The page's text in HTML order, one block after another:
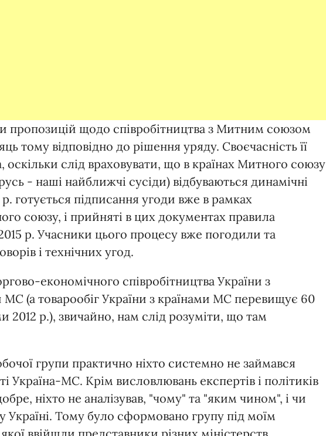
пропозицій щодо співробітництва з Митним союзом
тому відповідно до рішення уряду. Своєчасність її
оскільки слід враховувати, що в країнах Митного союзу
- наші найближчі сусіди) відбуваються динамічні
готується підписання угоди вже в рамках
союзу, і прийняті в цих документах правила
р. Учасники цього процесу вже погодили та
і технічних угод.
економічного співробітництва України з
(а товарообіг України з країнами МС перевищує 60
2012 р.), звичайно, нам слід розуміти, що там
групи практично ніхто системно не займався
Україна-МС. Крім висловлювань експертів і політиків
ніхто не аналізував, "чому" та "яким чином", і чи
Тому було сформовано групу під моїм